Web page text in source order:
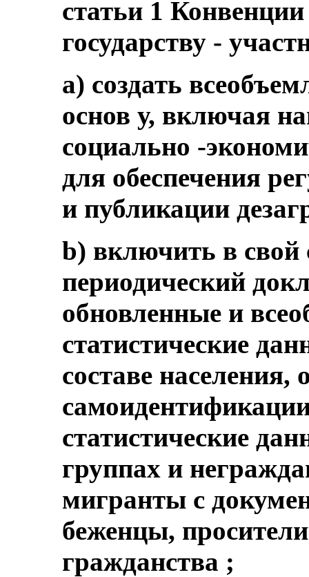
статьи 1
государству -
a) создать
основ у, включая
социально -
для обеспечения
и публикации
b) включить в
периодический
обновленные и
статистические
составе
статистические
группах и
мигранты с
беженцы,
гражданства ;